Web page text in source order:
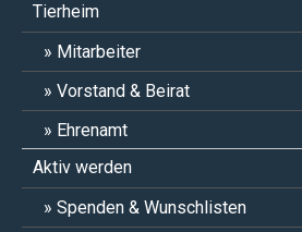
Tierheim
Mitarbeiter
Vorstand & Beirat
Ehrenamt
Aktiv werden
Spenden & Wunschlisten